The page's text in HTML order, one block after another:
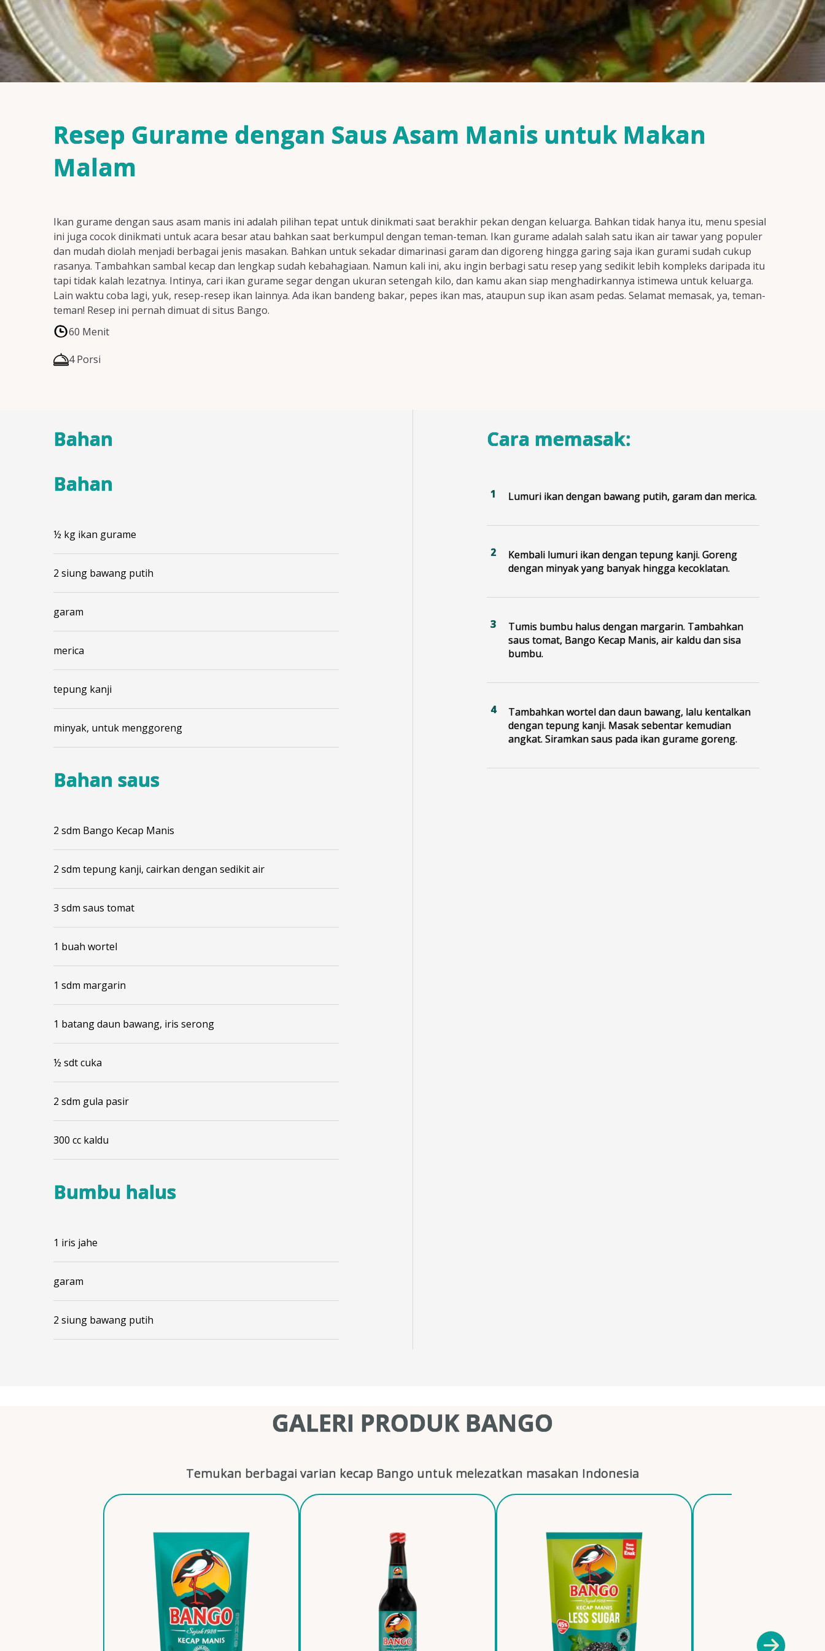
Resep Gurame dengan Saus Asam Manis untuk Makan
Malam
Ikan gurame dengan saus asam manis ini adalah pilihan tepat untuk dinikmati saat berakhir pekan dengan keluarga. Bahkan tidak hanya itu, menu spesial
ini juga cocok dinikmati untuk acara besar atau bahkan saat berkumpul dengan teman-teman. Ikan gurame adalah salah satu ikan air tawar yang populer
dan mudah diolah menjadi berbagai jenis masakan. Bahkan untuk sekadar dimarinasi garam dan digoreng hingga garing saja ikan gurami sudah cukup
rasanya. Tambahkan sambal kecap dan lengkap sudah kebahagiaan. Namun kali ini, aku ingin berbagi satu resep yang sedikit lebih kompleks daripada itu
tapi tidak kalah lezatnya. Intinya, cari ikan gurame segar dengan ukuran setengah kilo, dan kamu akan siap menghadirkannya istimewa untuk keluarga.
Lain waktu coba lagi, yuk, resep-resep ikan lainnya. Ada ikan bandeng bakar, pepes ikan mas, ataupun sup ikan asam pedas. Selamat memasak, ya, teman-
teman! Resep ini pernah dimuat di situs Bango.
60 Menit
4 Porsi
Bahan
Bahan
½ kg ikan gurame
2 siung bawang putih
garam
merica
tepung kanji
minyak, untuk menggoreng
Bahan saus
2 sdm Bango Kecap Manis
2 sdm tepung kanji, cairkan dengan sedikit air
3 sdm saus tomat
1 buah wortel
1 sdm margarin
1 batang daun bawang, iris serong
½ sdt cuka
2 sdm gula pasir
300 cc kaldu
Bumbu halus
1 iris jahe
garam
2 siung bawang putih
Cara memasak:
Lumuri ikan dengan bawang putih, garam dan merica.
Kembali lumuri ikan dengan tepung kanji. Goreng
dengan minyak yang banyak hingga kecoklatan.
Tumis bumbu halus dengan margarin. Tambahkan
saus tomat, Bango Kecap Manis, air kaldu dan sisa
bumbu.
Tambahkan wortel dan daun bawang, lalu kentalkan
dengan tepung kanji. Masak sebentar kemudian
angkat. Siramkan saus pada ikan gurame goreng.
GALERI PRODUK BANGO
Temukan berbagai varian kecap Bango untuk melezatkan masakan Indonesia